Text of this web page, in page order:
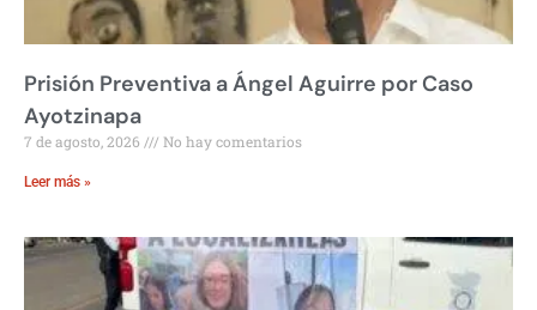
Prisión Preventiva a Ángel Aguirre por Caso
Ayotzinapa
7 de agosto, 2026 No hay comentarios
Leer más »